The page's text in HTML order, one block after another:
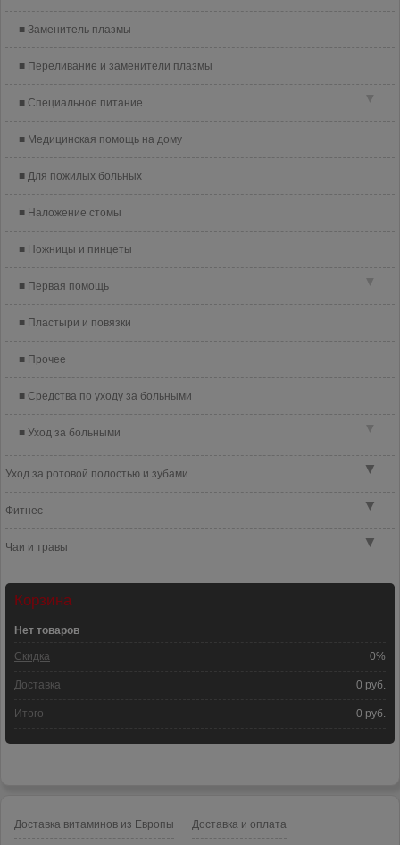
Заменитель плазмы
Переливание и заменители плазмы
▼
Специальное питание
Медицинская помощь на дому
Для пожилых больных
Наложение стомы
Ножницы и пинцеты
▼
Первая помощь
Пластыри и повязки
Прочее
Средства по уходу за больными
▼
Уход за больными
▼
Уход за ротовой полостью и зубами
▼
Фитнес
▼
Чаи и травы
Корзина
Нет товаров
Скидка 0%
Доставка 0 руб.
Итого 0 руб.
Доставка витаминов из Европы Доставка и оплата